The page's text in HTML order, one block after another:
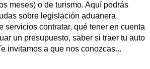
meses) o de turismo. Aquí podrás
sobre legislación aduanera
servicios contratar, qué tener en cuenta
un presupuesto, saber si traer tu auto
invitamos a que nos conozcas...